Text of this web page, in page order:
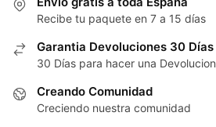
Recibe tu paquete en 7 a 15 días
Garantia Devoluciones 30 Días
30 Días para hacer una Devolucion
Creando Comunidad
Creciendo nuestra comunidad